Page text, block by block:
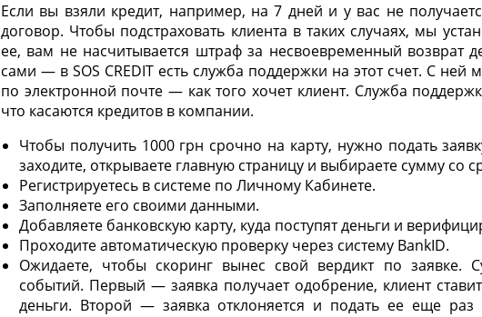
Если вы взяли кредит, например, на 7 дней и у вас не
договор. Чтобы подстраховать клиента в таких случаях, мы
ее, вам не насчитывается штраф за несвоевременный возврат
сами — в SOS CREDIT есть служба поддержки на этот счет. С ней
по электронной почте — как того хочет клиент. Служба
что касаются кредитов в компании.
Чтобы получить 1000 грн срочно на карту, нужно подать
заходите, открываете главную страницу и выбираете сумму со
Регистрируетесь в системе по Личному Кабинете.
Заполняете его своими данными.
Добавляете банковскую карту, куда поступят деньги и
Проходите автоматическую проверку через систему BankID.
Ожидаете, чтобы скоринг вынес свой вердикт по заявке.
событий. Первый — заявка получает одобрение, клиент
деньги. Второй — заявка отклоняется и подать ее еще